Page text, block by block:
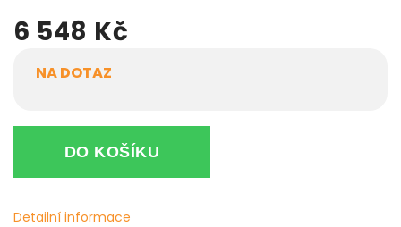
6 548 Kč
NA DOTAZ
DO KOŠÍKU
Detailní informace